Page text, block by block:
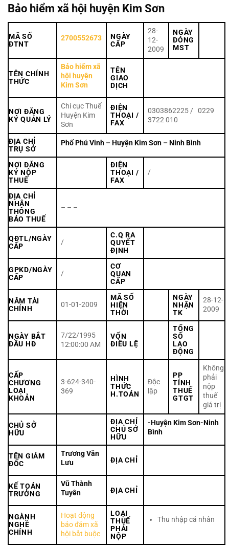
Bảo hiểm xã hội huyện Kim Sơn
MÃ SỐ
ĐTNT
2700552673
NGÀY
CẤP
28-
12-
2009
NGÀY
ĐÓNG
MST
TÊN CHÍNH
THỨC
Bảo hiểm xã
hội huyện
Kim Sơn
TÊN
GIAO
DỊCH
NƠI ĐĂNG
KÝ QUẢN LÝ
Chi cục Thuế
Huyện Kim
Sơn
ĐIỆN
THOẠI /
FAX
0303862225 / 0229
3722 010
ĐỊA CHỈ
TRỤ SỞ
Phố Phú Vinh – Huyện Kim Sơn – Ninh Bình
NƠI ĐĂNG
KÝ NỘP
THUẾ
ĐIỆN
THOẠI /
FAX
/
ĐỊA CHỈ
NHẬN
THÔNG
BÁO THUẾ
– – –
QĐTL/NGÀY
CẤP
/
C.Q RA
QUYẾT
ĐỊNH
GPKD/NGÀY
CẤP
/
CƠ
QUAN
CẤP
NĂM TÀI
CHÍNH
01-01-2009
MÃ SỐ
HIỆN
THỜI
NGÀY
NHẬN
TK
28-12-
2009
NGÀY BẮT
ĐẦU HĐ
7/22/1995
12:00:00 AM
VỐN
ĐIỀU LỆ
TỔNG
SỐ
LAO
ĐỘNG
CẤP
CHƯƠNG
LOẠI
KHOẢN
3-624-340-
369
HÌNH
THỨC
H.TOÁN
Độc
lập
PP
TÍNH
THUẾ
GTGT
Không
phải
nộp
thuế
giá trị
CHỦ SỞ
HỮU
ĐỊA CHỈ
CHỦ SỞ
HỮU
-Huyện Kim Sơn-Ninh
Bình
TÊN GIÁM
ĐỐC
Trương Văn
Lưu
ĐỊA CHỈ
KẾ TOÁN
TRƯỞNG
Vũ Thành
Tuyên
ĐỊA CHỈ
NGÀNH
NGHỀ
CHÍNH
Hoạt động
bảo đảm xã
hội bắt buộc
LOẠI
THUẾ
PHẢI
NỘP
Thu nhập cá nhân